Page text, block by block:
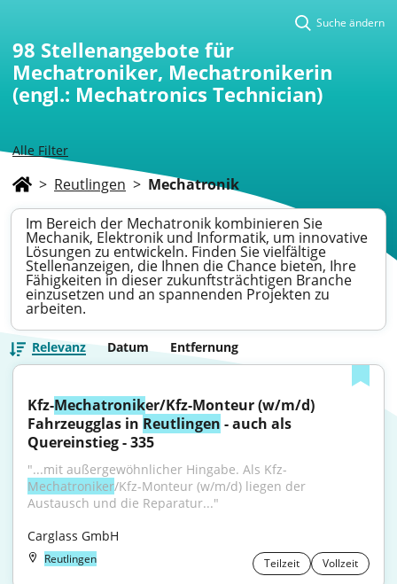
Alle Filter
Suche ändern
98 Stellenangebote für
Mechatroniker, Mechatronikerin
(engl.: Mechatronics Technician)
> Reutlingen > Mechatronik
Im Bereich der Mechatronik kombinieren Sie
Mechanik, Elektronik und Informatik, um innovative
Lösungen zu entwickeln. Finden Sie vielfältige
Stellenanzeigen, die Ihnen die Chance bieten, Ihre
Fähigkeiten in dieser zukunftsträchtigen Branche
einzusetzen und an spannenden Projekten zu
arbeiten.
Relevanz Datum Entfernung
Kfz-Mechatroniker/Kfz-Monteur (w/m/d)
Fahrzeugglas in Reutlingen - auch als
Quereinstieg - 335
"...mit außergewöhnlicher Hingabe. Als Kfz-
Mechatroniker/Kfz-Monteur (w/m/d) liegen der
Austausch und die Reparatur..."
Carglass GmbH
Reutlingen Teilzeit Vollzeit